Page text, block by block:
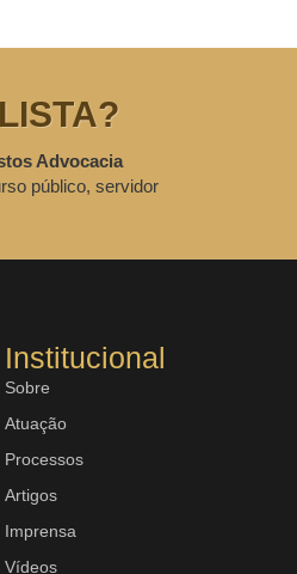
Advocacia
público, servidor
Institucional
Sobre
Atuação
Processos
Artigos
Imprensa
Vídeos